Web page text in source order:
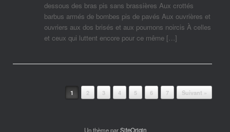
dessous des bras pis sans brassières Aux crottés
barbus armés de bombes pis de pavés Aux ouvrières et
ouvriers aux dos brisés et aux poumons noircis À celles
et ceux qui luttent encore pour ce même […]
1 2 3 4 5 6 7 Suivant »
Un thème parSiteOrigin